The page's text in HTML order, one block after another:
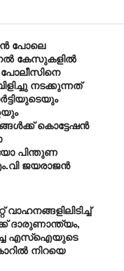
പോലെ
കേസുകളിൽ
നടക്കുന്നത്
കൊട്ടേഷൻ
പിന്തുണ
ജയരാജൻ
ദാരുണാന്ത്യം,
എസ്ഐയുടെ
നിറയെ